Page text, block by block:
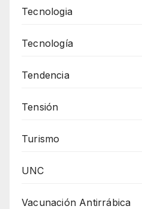
Tecnologia
Tecnología
Tendencia
Tensión
Turismo
UNC
Vacunación Antirrábica